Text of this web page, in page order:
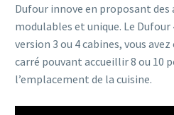
Dufour innove en proposant
modulables et unique. Le
version 3 ou 4 cabines, vous
carré pouvant accueillir 8 ou 10
l’emplacement de la cuisine.